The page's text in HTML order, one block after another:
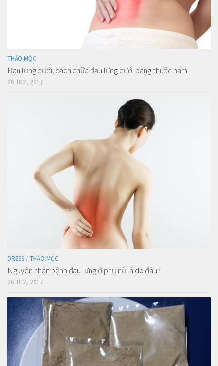
THẢO MỘC
Đau lưng dưới, cách chữa đau lưng dưới bằng thuốc nam
26 TH2, 2017
DRESS / THẢO MỘC
Nguyên nhân bệnh đau lưng ở phụ nữ là do đâu?
26 TH2, 2017